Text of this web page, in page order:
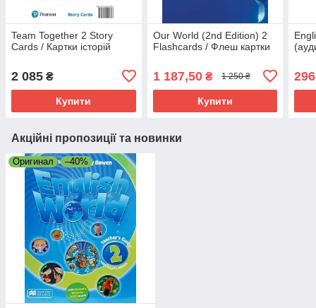
Team Together 2 Story
Cards / Картки історій
2 085 ₴
Купити
Our World (2nd Edition) 2
Flashcards / Флеш картки
1 187,50₴ 1 250 ₴
Купити
Акційні пропозиції та новинки
Оригинал –40%